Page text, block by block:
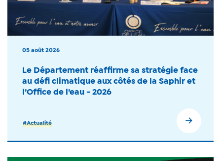
05 août 2026
Le Département réaffirme sa stratégie face
au défi climatique aux côtés de la Saphir et
l’Office de l’eau - 2026
#Actualité